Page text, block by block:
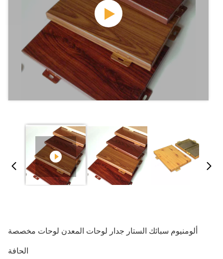
ألومنيوم سبائك الستار جدار لوحات المعدن لوحات مخصصة
الحافة